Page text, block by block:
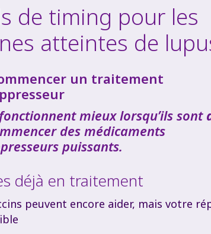
de timing pour les
atteintes de
un traitement
mieux lorsqu’ils sont
des médicaments
puissants.
déjà en traitement
peuvent encore aider, mais votre